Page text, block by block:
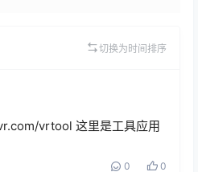
切换为时间排序
vrtool 这里是工具应用
0 0